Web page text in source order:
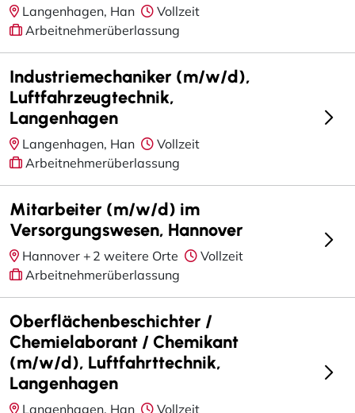
Langenhagen, Han
Vollzeit
Arbeitnehmerüberlassung
Industriemechaniker (m/w/d),
Luftfahrzeugtechnik,
Langenhagen
Langenhagen, Han
Vollzeit
Arbeitnehmerüberlassung
Mitarbeiter (m/w/d) im
Versorgungswesen, Hannover
Hannover + 2 weitere Orte
Vollzeit
Arbeitnehmerüberlassung
Oberflächenbeschichter /
Chemielaborant / Chemikant
(m/w/d), Luftfahrttechnik,
Langenhagen
Langenhagen, Han
Vollzeit